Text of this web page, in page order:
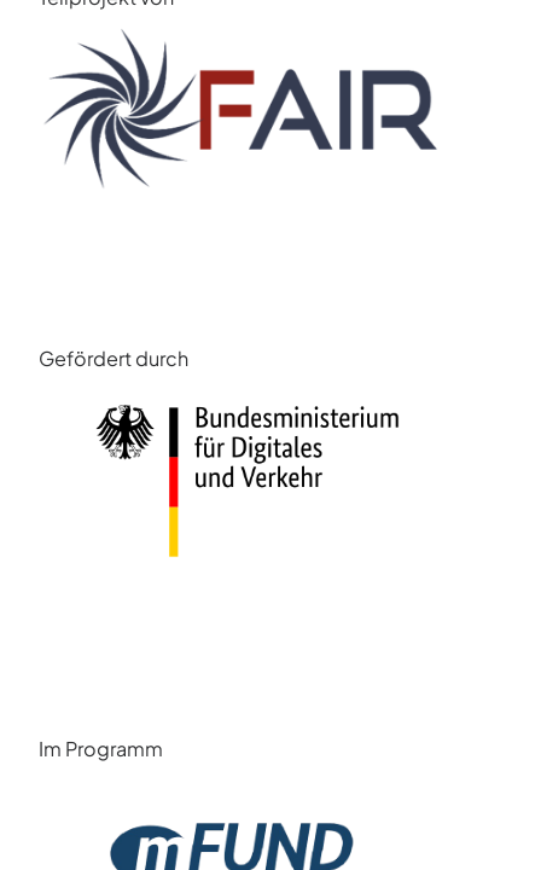
Gefördert durch
Im Programm